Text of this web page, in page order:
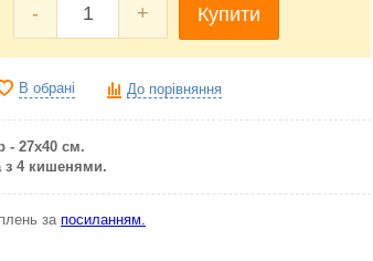
- + Купити
В обрані До порівняння
- 27х40 см.
з 4 кишенями.
за посиланням.